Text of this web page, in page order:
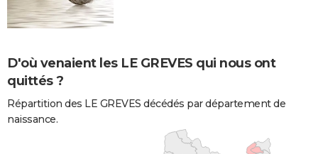
D'où venaient les LE GREVES qui nous ont
quittés ?
Répartition des LE GREVES décédés par département de
naissance.